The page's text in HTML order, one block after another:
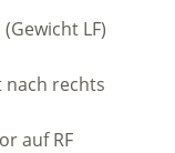
LF)
nach rechts
auf RF